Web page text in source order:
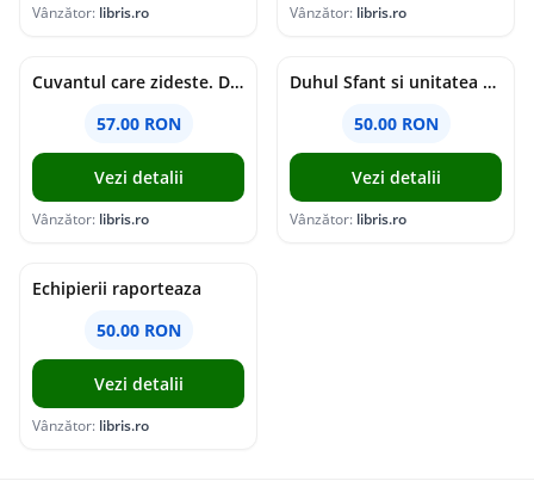
Vânzător: libris.ro Vânzător: libris.ro
Cuvantul care zideste. Dialoguri - Vartan Arachelian
57.00 RON
Vezi detalii
Vânzător: libris.ro
Duhul Sfant si unitatea Bisericii. Jurnal de Conciliu - Andre Scrima
50.00 RON
Vezi detalii
Vânzător: libris.ro
Echipierii raporteaza
50.00 RON
Vezi detalii
Vânzător: libris.ro